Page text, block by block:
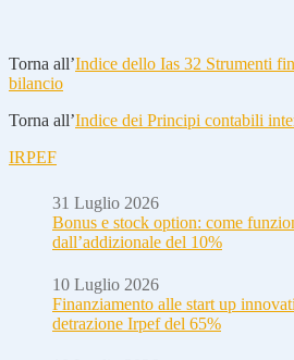
Torna all’Indice dello Ias 32 Strumenti
bilancio
Torna all’Indice dei Principi contabili
IRPEF
31 Luglio 2026
Bonus e stock option: come
dall’addizionale del 10%
10 Luglio 2026
Finanziamento alle start up
detrazione Irpef del 65%